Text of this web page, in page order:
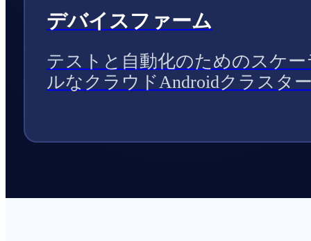
デバイスファーム
テストと自動化のためのスケー
ルなクラウドAndroidクラスタ